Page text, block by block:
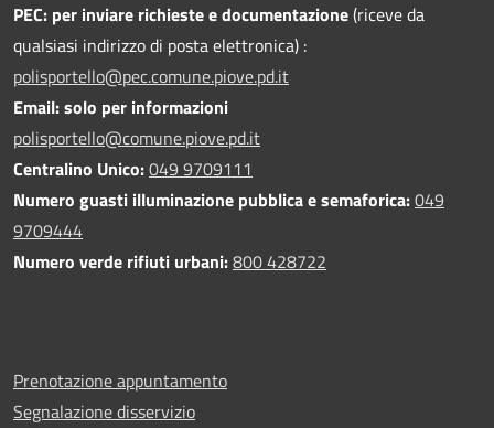
PEC: per inviare richieste e documentazione(riceve da
qualsiasi indirizzo di posta elettronica) :
polisportello@pec.comune.piove.pd.it
Email: solo per informazioni
polisportello@comune.piove.pd.it
Centralino Unico:049 9709111
Numero guasti illuminazione pubblica e semaforica:049
9709444
Numero verde rifiuti urbani:800 428722
Prenotazione appuntamento
Segnalazione disservizio